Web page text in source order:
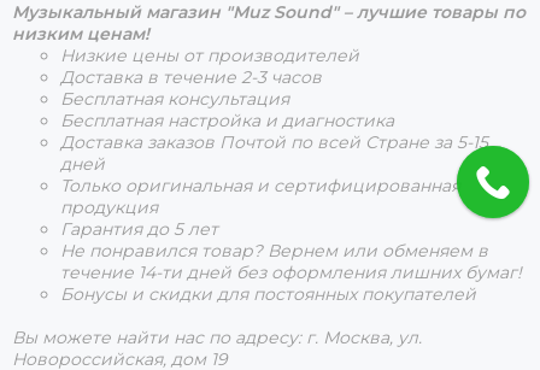
Музыкальный магазин "Muz Sound" – лучшие товары по
низким ценам!
Низкие цены от производителей
Доставка в течение 2-3 часов
Бесплатная консультация
Бесплатная настройка и диагностика
Доставка заказов Почтой по всей Стране за 5-15
дней
Только оригинальная и сертифицированная
продукция
Гарантия до 5 лет
Не понравился товар? Вернем или обменяем в
течение 14-ти дней без оформления лишних бумаг!
Бонусы и скидки для постоянных покупателей
Вы можете найти нас по адресу: г. Москва, ул.
Новороссийская, дом 19